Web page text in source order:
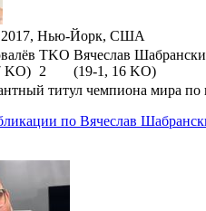
2017, Нью-Йорк, США
KO)
TKO
2
Вячеслав
(19-1, 16 KO)
титул чемпиона мира
по Вячеслав